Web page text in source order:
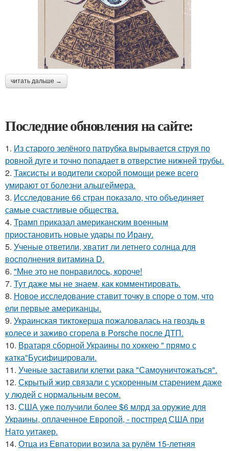
читать дальше →
Последние обновления на сайте:
1. Из старого зелёного патрубка вырывается струя по
ровной дуге и точно попадает в отверстие нижней трубы.
2. Таксисты и водители скорой помощи реже всего
умирают от болезни альцгеймера.
3. Исследование 66 стран показало, что объединяет
самые счастливые общества.
4. Трамп приказал американским военным
приостановить новые удары по Ирану.
5. Ученые ответили, хватит ли летнего солнца для
восполнения витамина D.
6. "Мне это не понравилось, короче!
7. Тут даже мы не знаем, как комментировать.
8. Новое исследование ставит точку в споре о том, что
ели первые американцы.
9. Украинская тиктокерша пожаловалась на гвоздь в
колесе и заживо сгорела в Porsche после ДТП.
10. Вратаря сборной Украины по хоккею " прямо с
катка"Бусифицировали.
11. Ученые заставили клетки рака "Самоуничтожаться".
12. Скрытый жир связали с ускоренным старением даже
у людей с нормальным весом.
13. США уже получили более $6 млрд за оружие для
Украины, оплаченное Европой, - постпред США при
Нато уитакер.
14. Отца из Евпатории возила за рулём 15-летняя